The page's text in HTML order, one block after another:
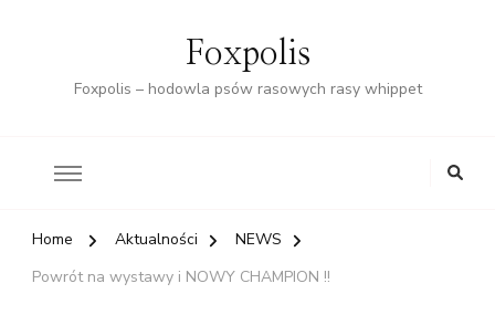
Foxpolis
Foxpolis – hodowla psów rasowych rasy whippet
Home Aktualności
NEWS
Powrót na wystawy i NOWY CHAMPION !!